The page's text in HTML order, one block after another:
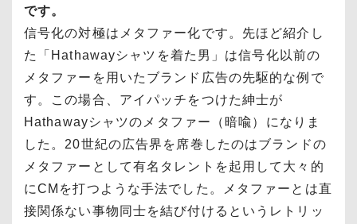
です。
信号化の対極はメタファー化です。先ほど紹介し
た「Hathawayシャツを着た男」は信号化以前の
メタファーを用いたブランド広告の先駆的な例で
す。この場合、アイパッチをつけた紳士が
Hathawayシャツのメタファー（暗喩）になりま
した。20世紀の広告界を席巻したのはブランドの
メタファーとして有名タレントを起用して大々的
にCMを打つような手法でした。メタファーとは直
接関係ない事物同士を結び付けるというレトリッ